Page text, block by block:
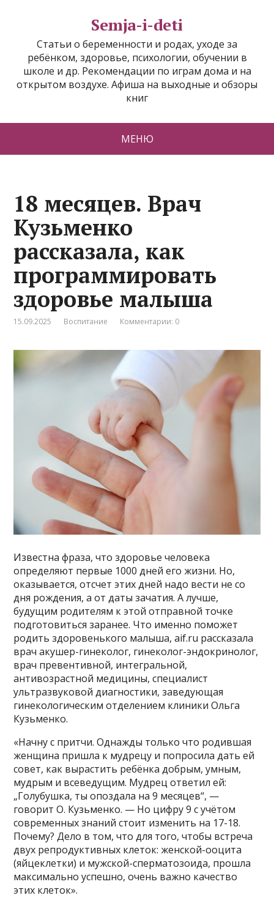
Semja-i-deti
Статьи о беременности и родах, уходе за
ребёнком, здоровье, психологии, обучении в
школе и др. Рекомендации по играм дома и на
открытом воздухе. Афиша на выходные и обзоры
книг
МЕНЮ
18 месяцев. Врач
Кузьменко
рассказала, как
программировать
здоровье малыша
15.09.2025 Воспитание Комментарии: 0
Известна фраза, что здоровье человека
определяют первые 1000 дней его жизни. Но,
оказывается, отсчет этих дней надо вести не со
дня рождения, а от даты зачатия. А лучше,
будущим родителям к этой отправной точке
подготовиться заранее. Что именно поможет
родить здоровенького малыша, aif.ru рассказала
врач акушер-гинеколог, гинеколог-эндокринолог,
врач превентивной, интегральной,
антивозрастной медицины, специалист
ультразвуковой диагностики, заведующая
гинекологическим отделением клиники Ольга
Кузьменко.
«Начну с притчи. Однажды только что родившая
женщина пришла к мудрецу и попросила дать ей
совет, как вырастить ребёнка добрым, умным,
мудрым и всеведущим. Мудрец ответил ей:
„Голубушка, ты опоздала на 9 месяцев“, —
говорит О. Кузьменко. — Но цифру 9 с учётом
современных знаний стоит изменить на 17-18.
Почему? Дело в том, что для того, чтобы встреча
двух репродуктивных клеток: женской-ооцита
(яйцеклетки) и мужской-сперматозоида, прошла
максимально успешно, очень важно качество
этих клеток».